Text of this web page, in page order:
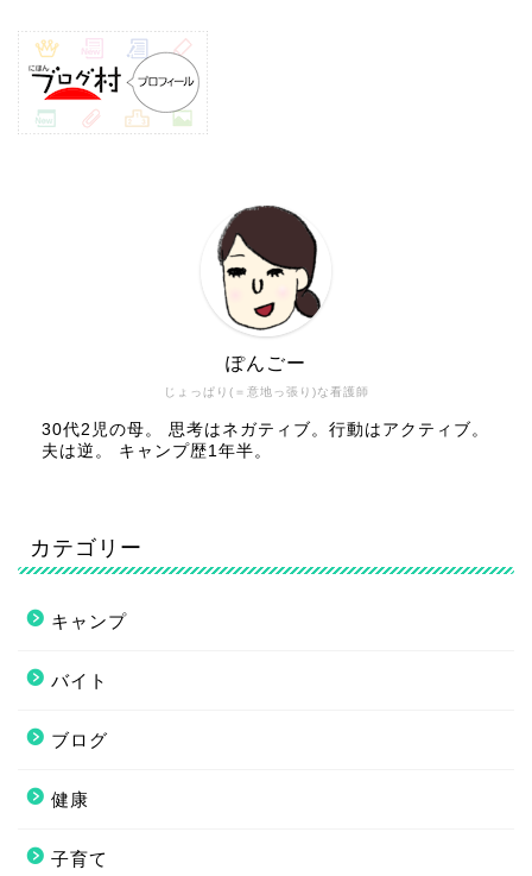
じょっぱり(＝意地っ張り)な看護師
ぽんごー
30代2児の母。 思考はネガティブ。行動はアクティブ。
夫は逆。 キャンプ歴1年半。
カテゴリー
キャンプ
バイト
ブログ
健康
子育て